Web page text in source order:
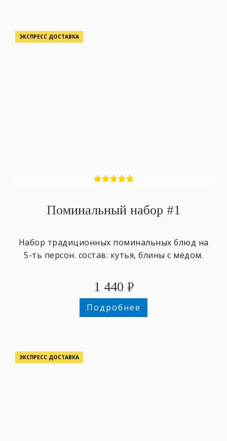
ЭКСПРЕСС ДОСТАВКА
Поминальный набор #1
Набор традиционных поминальных блюд на
5-ть персон. состав: кутья, блины с мёдом.
1 440 ₽
Подробнее
ЭКСПРЕСС ДОСТАВКА